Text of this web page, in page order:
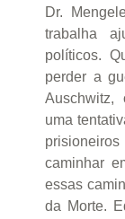
Dr.
trabalha
políticos.
perder a
Auschwitz,
uma
caminhar
essas
da Morte.